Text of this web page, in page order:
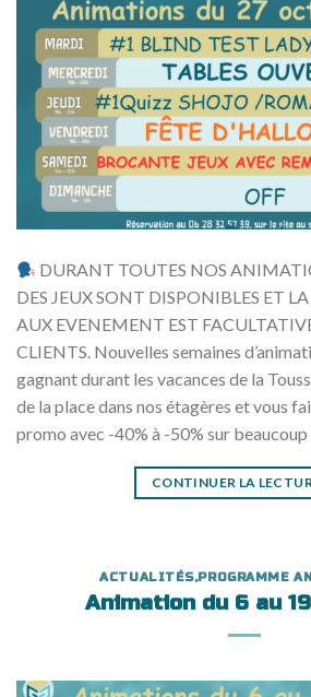
DURANT TOUTES NOS
DES JEUX SONT DISPONIBLES ET
AUX EVENEMENT EST
CLIENTS. Nouvelles semaines
gagnant durant les vacances de la
de la place dans nos étagères et vous
promo avec -40% à -50% sur
CONTINUER LA
ACTUALITÉS,PROGRAMME
Animation du 6 au